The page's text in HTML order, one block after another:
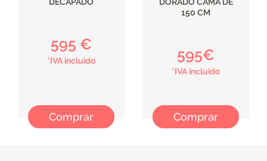
595 €
*IVA incluido
Comprar
150 CM
595€
*IVA incluido
Comprar